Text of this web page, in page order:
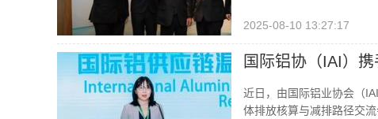
2025-08-10 13:27:17
国际铝协（IAI）携
近日，由国际铝业协会（
体排放核算与减排路径交